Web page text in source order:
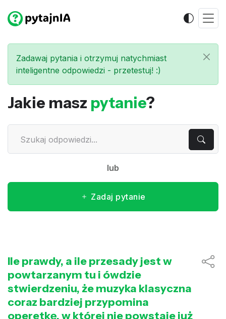
Zadawaj pytania i otrzymuj natychmiast
inteligentne odpowiedzi - przetestuj! :)
Jakie masz pytanie?
lub
Zadaj pytanie
Ile prawdy, a ile przesady jest w
powtarzanym tu i ówdzie
stwierdzeniu, że muzyka klasyczna
coraz bardziej przypomina
operetkę, w której nie powstaje już